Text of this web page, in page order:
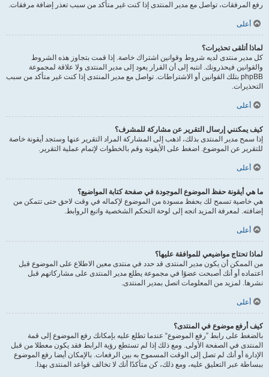
رفع المرفقات، تواصل مع مدير المنتدى إذا كنت غير متأكد من سبب تعذر إضافة مرفقات.
أعلى
لماذا أتلقى تحذيرات؟
كل مدير منتدى لديه شروط وقوانين اشتراك خاصة. إذا قمت بتجاوز هذه الشروط
والقوانين فيحذرونك. انتبه إلى أن القرار يعود إلى مدير المنتدى ولا علاقة لمجموعة
phpBB بتلك القوانين أو الاشتراطات. تواصل مع مدير المنتدى إذا كنت غير متأكد من سبب
التحذيرات.
أعلى
كيف يمكنني إرسال التقرير عن مشاركة للمشرف؟
إذا سمح مدير المنتدى بذلك، اذهب إلى المشاركة المراد التقرير عنها وستجد أيقونة خاصة
للتقرير عن الموضوع. اضغط على الأيقونة وقم بالخطوات لإتمام عملية التقرير.
أعلى
ما هي أيقونة حفظ الموضوع الموجودة في صفحة كتابة المواضيع؟
هي خاصية تسمح لك بحفظ مسودة من الموضوع لإكماله في وقت لاحق حتى تتمكن من
إضافته. لمعرفة المزيد اتجه إلى لوحة التحكم الشخصية واتبع الروابط.
أعلى
لماذا تحتاج مواضيعي للموافقة عليها؟
من الممكن أن يكون مدير المنتدى قد حدد في منتدى معين الاطلاع على الموضوع قبل
اعتماده أو أنك أصبحت عضوًا في مجموعة يطلع مدير المنتدى على مشاركاتهم قبل
نشرها. لمزيد من المعلومات اتصل بمدير المنتدى.
أعلى
كيف أرفع موضوع في المنتدى؟
بالضغط على رابط ”رفع الموضوع“ عندما تطلع عليه بإمكانك رفع الموضوع إلى قمة
المنتدى في الصفحة الأولى. ومع ذلك إذا لم تستطع رؤية الرابط فقد يكون معطلا من قبل
الإدارة أو أنك لم تصل إلى الوقت المسموح به بين الرفعات. بالإمكان أيضا رفع الموضوع
ببساطة عبر التعليق عليه، ومع ذلك، كن متأكدًا أنك لا تخالف قواعد المنتدى بهذا.